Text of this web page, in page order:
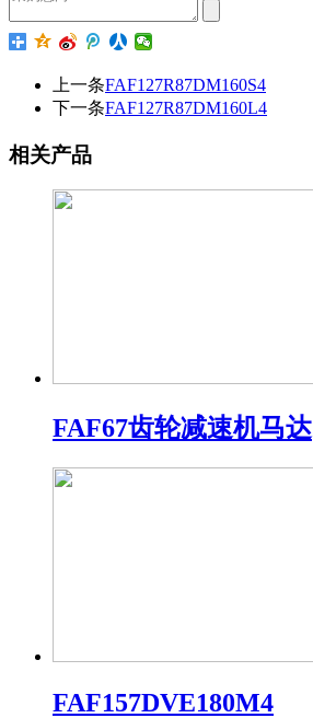
上一条FAF127R87DM160S4
下一条FAF127R87DM160L4
相关产品
FAF67齿轮减速机马达
FAF157DVE180M4